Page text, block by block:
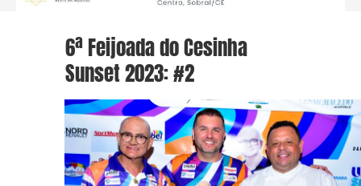
6ª Feijoada do Cesinha
Sunset 2023: #2